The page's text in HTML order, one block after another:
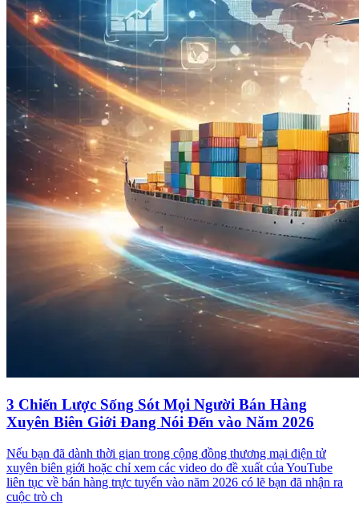
3 Chiến Lược Sống Sót Mọi Người Bán Hàng
Xuyên Biên Giới Đang Nói Đến vào Năm 2026
Nếu bạn đã dành thời gian trong cộng đồng thương mại điện tử
xuyên biên giới hoặc chỉ xem các video do đề xuất của YouTube
liên tục về bán hàng trực tuyến vào năm 2026 có lẽ bạn đã nhận ra
cuộc trò ch